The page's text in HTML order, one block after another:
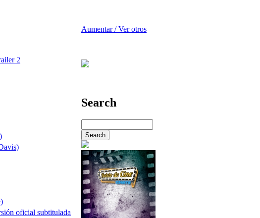
2
oficial subtitulada
Aumentar / Ver otros
Search